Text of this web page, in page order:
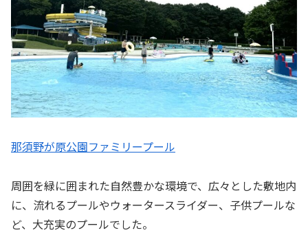
那須野が原公園ファミリープール
周囲を緑に囲まれた自然豊かな環境で、広々とした敷地内
に、流れるプールやウォータースライダー、子供プールな
ど、大充実のプールでした。